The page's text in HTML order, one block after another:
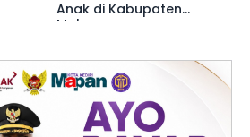
Anak di Kabupaten
Malang ‎